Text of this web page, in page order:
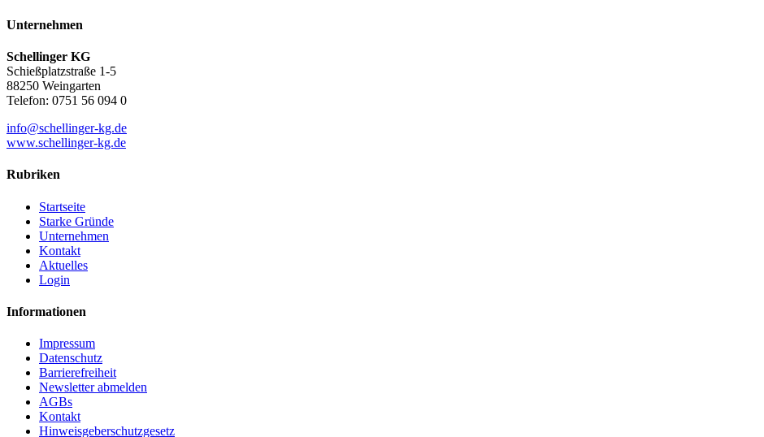
Unternehmen
Schellinger KG
Schießplatzstraße 1-5
88250 Weingarten
Telefon: 0751 56 094 0
info@schellinger-kg.de
www.schellinger-kg.de
Rubriken
Startseite
Starke Gründe
Unternehmen
Kontakt
Aktuelles
Login
Informationen
Impressum
Datenschutz
Barrierefreiheit
Newsletter abmelden
AGBs
Kontakt
Hinweisgeberschutzgesetz